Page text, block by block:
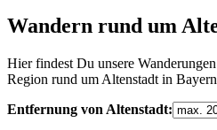
Wandern rund um
Hier findest Du unsere
Region rund um Altenstadt in
Entfernung von Altenstadt: